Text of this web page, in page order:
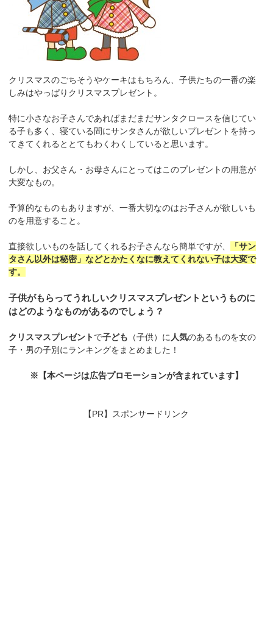
クリスマスのごちそうやケーキはもちろん、子供たちの一番の楽
しみはやっぱりクリスマスプレゼント。
特に小さなお子さんであればまだまだサンタクロースを信じてい
る子も多く、寝ている間にサンタさんが欲しいプレゼントを持っ
てきてくれるととてもわくわくしていると思います。
しかし、お父さん・お母さんにとってはこのプレゼントの用意が
大変なもの。
予算的なものもありますが、一番大切なのはお子さんが欲しいも
のを用意すること。
直接欲しいものを話してくれるお子さんなら簡単ですが、
「サン
タさん以外は秘密」などとかたくなに教えてくれない子は大変で
す。
子供がもらってうれしいクリスマスプレゼントというものに
はどのようなものがあるのでしょう？
クリスマスプレゼントで子ども （子供）に人気のあるものを女の
子・男の子別にランキングをまとめました！
※【本ページは広告プロモーションが含まれています】
【PR】スポンサードリンク